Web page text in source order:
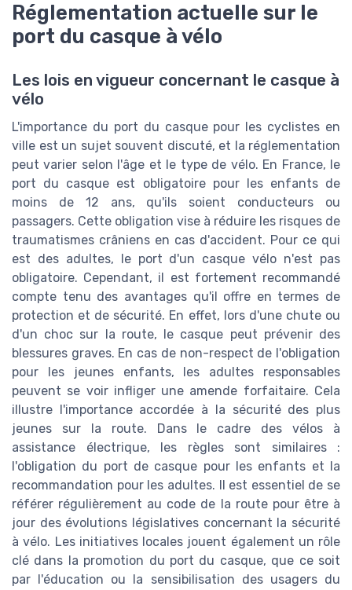
Réglementation actuelle sur le
port du casque à vélo
Les lois en vigueur concernant le casque à
vélo
L'importance du port du casque pour les cyclistes en
ville est un sujet souvent discuté, et la réglementation
peut varier selon l'âge et le type de vélo. En France, le
port du casque est obligatoire pour les enfants de
moins de 12 ans, qu'ils soient conducteurs ou
passagers. Cette obligation vise à réduire les risques de
traumatismes crâniens en cas d'accident. Pour ce qui
est des adultes, le port d'un casque vélo n'est pas
obligatoire. Cependant, il est fortement recommandé
compte tenu des avantages qu'il offre en termes de
protection et de sécurité. En effet, lors d'une chute ou
d'un choc sur la route, le casque peut prévenir des
blessures graves. En cas de non-respect de l'obligation
pour les jeunes enfants, les adultes responsables
peuvent se voir infliger une amende forfaitaire. Cela
illustre l'importance accordée à la sécurité des plus
jeunes sur la route. Dans le cadre des vélos à
assistance électrique, les règles sont similaires :
l'obligation du port de casque pour les enfants et la
recommandation pour les adultes. Il est essentiel de se
référer régulièrement au code de la route pour être à
jour des évolutions législatives concernant la sécurité
à vélo. Les initiatives locales jouent également un rôle
clé dans la promotion du port du casque, que ce soit
par l'éducation ou la sensibilisation des usagers du